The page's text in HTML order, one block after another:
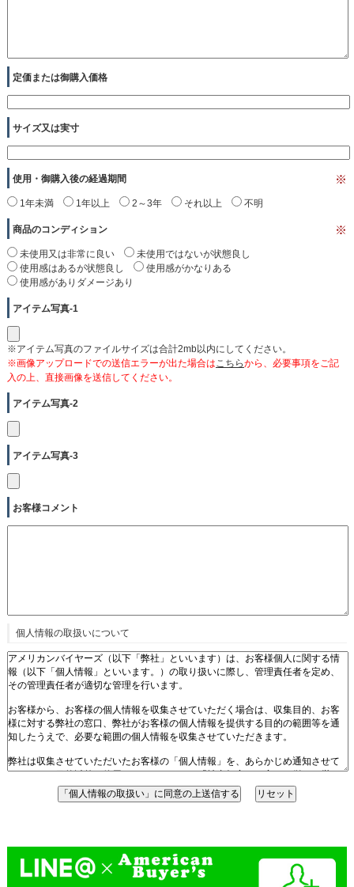
定価または御購入価格
サイズ又は実寸
使用・御購入後の経過期間 ※
1年未満 1年以上 2～3年 それ以上 不明
商品のコンディション ※
未使用又は非常に良い
未使用ではないが状態良し
使用感はあるが状態良し
使用感がかなりある
使用感がありダメージあり
アイテム写真-1
※アイテム写真のファイルサイズは合計2mb以内にしてください。
※画像アップロードでの送信エラーが出た場合は こちらから、必要事項をご記
入の上、直接画像を送信してください。
アイテム写真-2
アイテム写真-3
お客様コメント
個人情報の取扱いについて